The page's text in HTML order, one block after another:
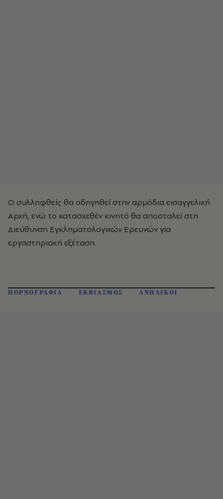
Ο συλληφθείς θα οδηγηθεί στην αρμόδια εισαγγελική
Αρχή, ενώ το κατασχεθέν κινητό θα αποσταλεί στη
Διεύθυνση Εγκληματολογικών Ερευνών για
εργαστηριακή εξέταση.
ΠΟΡΝΟΓΡΑΦΙΑ ΕΚΒΙΑΣΜΟΣ ΑΝΗΛΙΚΟΙ